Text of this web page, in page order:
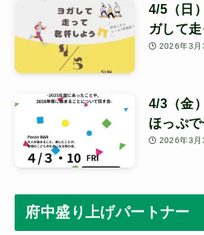
4/5（日
ガして
2026年3月
4/3（金
ほっぷ
2026年3月
府中盛り上げパートナー